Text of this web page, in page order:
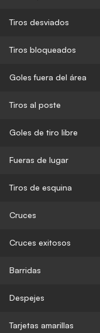
Tiros desviados
Tiros bloqueados
Goles fuera del área
Tiros al poste
Goles de tiro libre
Fueras de lugar
Tiros de esquina
Cruces
Cruces exitosos
Barridas
Despejes
Tarjetas amarillas